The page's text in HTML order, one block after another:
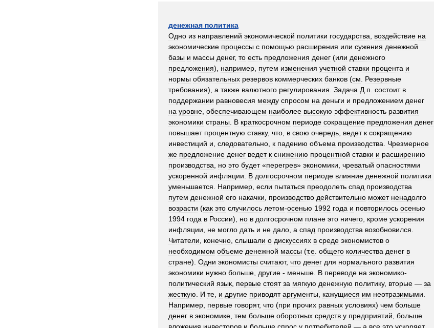
денежная политика
Одно из направлений экономической политики государства воздействие на
экономические процессы с помощью расширения или сужения денежной
базы и массы денег, то есть предложения денег (или денежного
предложения), например путем изменения учетной ставки процента и
нормы обязательных резервов коммерческих банков (см
Резервные
требования), а также валютного регулирования Задача Д п состоит в
поддержании равновесия между спросом на деньги и предложением денег
на уровне обеспечивающем наиболее высокую эффективность развития
экономики страны В краткосрочном периоде сокращение предложения денег
повышает процентную ставку, что в свою очередь ведет к сокращению
инвестиций и следовательно к падению объема производства
Чрезмерное
же предложение денег ведет к снижению процентной ставки и расширению
производства
но это будет«перегрев» экономики чреватый опасностями
ускоренной инфляции В долгосрочном периоде влияние денежной политики
уменьшается
Например если пытаться преодолеть спад производства
путем денежной его накачки производство действительно может ненадолго
возрасти (как это случилось летом-осенью 1992 года и повторилось осенью
1994 года в России), но в долгосрочном плане это ничего кроме ускорения
инфляции
не могло дать и не дало а спад производства возобновился
Читатели
конечно слышали о дискуссиях в среде экономистов о
необходимом объеме денежной массы (т.е общего количества денег в
стране). Одни экономисты считают, что денег для нормального развития
экономики нужно больше другие - меньше В переводе на экономико-
политический язык первые стоят за мягкую денежную политику, вторые — за
жесткую
И те и другие приводят аргументы кажущиеся им неотразимыми
Например первые говорят, что (при прочих равных условиях) чем больше
денег в экономике тем больше оборотных средств у предприятий больше